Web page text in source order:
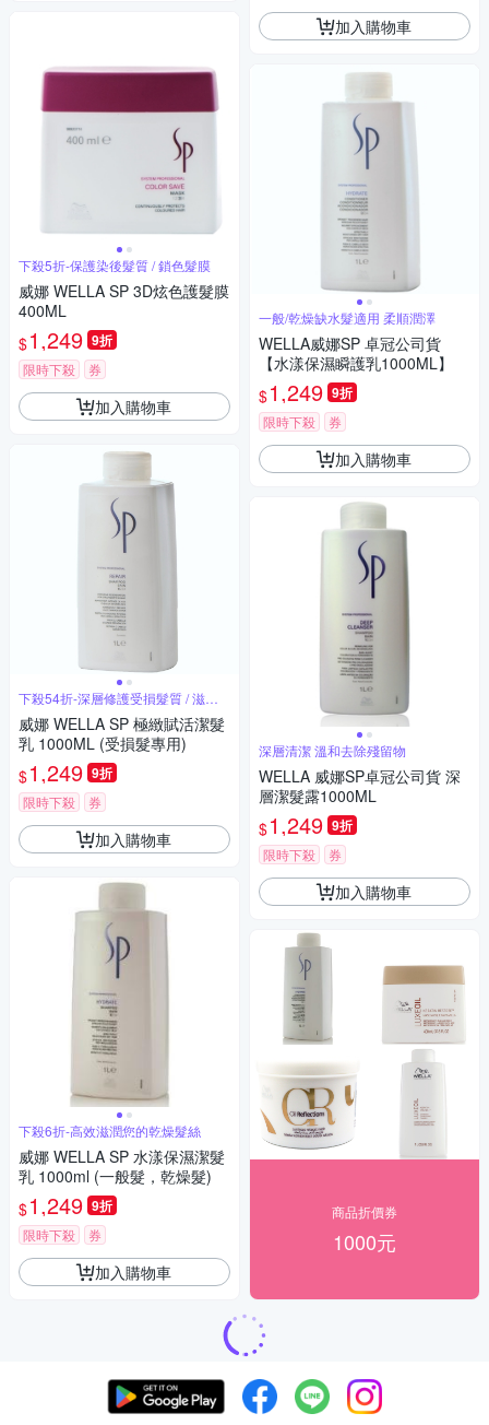
下殺5折-保護染後髮質 / 鎖色髮膜
威娜 WELLA SP 3D炫色護髮膜
400ML
$1,249 9折
限時下殺 券
加入購物車
下殺54折-深層修護受損髮質 / 滋養
洗
威娜 WELLA SP 極緻賦活潔髮
乳 1000ML (受損髮專用)
$1,249 9折
限時下殺 券
加入購物車
下殺6折-高效滋潤您的乾燥髮絲
威娜 WELLA SP 水漾保濕潔髮
乳 1000ml (一般髮，乾燥髮)
$1,249 9折
限時下殺 券
加入購物車
加入購物車
一般/乾燥缺水髮適用 柔順潤澤
WELLA威娜SP 卓冠公司貨
【水漾保濕瞬護乳1000ML】
$1,249 9折
限時下殺 券
加入購物車
深層清潔 溫和去除殘留物
WELLA 威娜SP卓冠公司貨 深
層潔髮露1000ML
$1,249 9折
限時下殺 券
加入購物車
商品折價券
1000元